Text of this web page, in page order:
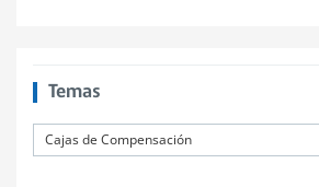
Temas
Cajas de Compensación